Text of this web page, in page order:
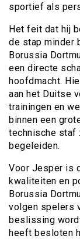
sportief als
Het feit dat hij
de stap minder
Borussia
een directe
hoofdmacht.
aan het Duitse
trainingen en
binnen een
technische staf
begeleiden.
Voor Jesper is
kwaliteiten en
Borussia
volgen spelers
beslissing
heeft besloten